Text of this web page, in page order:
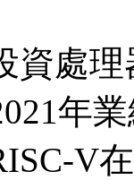
資處
年
V